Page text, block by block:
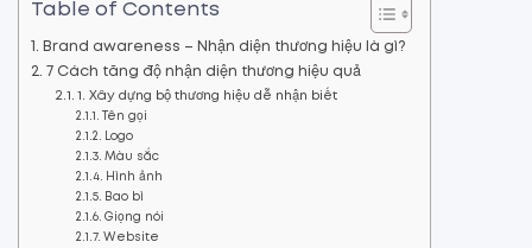
Table of Contents
Brand awareness – Nhận diện thương hiệu là gì?
7 Cách tăng độ nhận diện thương hiệu quả
1. Xây dựng bộ thương hiệu dễ nhận biết
Tên gọi
Logo
Màu sắc
Hình ảnh
Bao bì
Giọng nói
Website